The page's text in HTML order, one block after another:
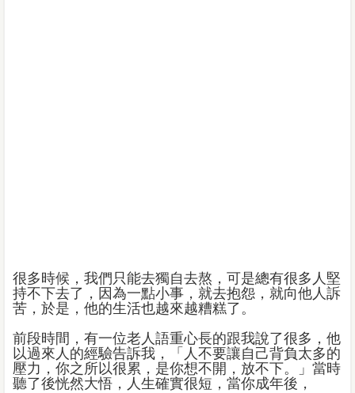
很多時候，我們只能去獨自去熬，可是總有很多人堅
持不下去了，因為一點小事，就去抱怨，就向他人訴
苦，於是，他的生活也越來越糟糕了。
前段時間，有一位老人語重心長的跟我說了很多，他
以過來人的經驗告訴我，「人不要讓自己背負太多的
壓力，你之所以很累，是你想不開，放不下。」當時
聽了後恍然大悟，人生確實很短，當你成年後，